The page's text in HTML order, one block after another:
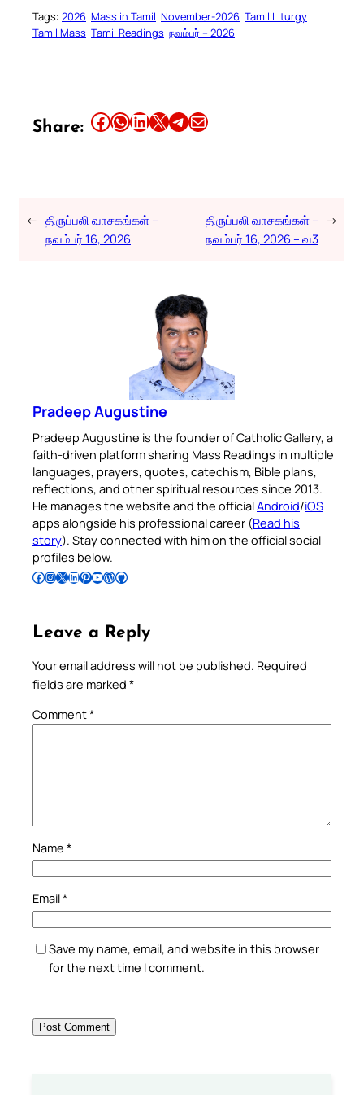
Tags: 2026 Mass in Tamil November-2026 Tamil Liturgy
Tamil Mass Tamil Readings நவம்பர் – 2026
Share: Share this article on Facebook Share this article on WhatsApp Share this article on LinkedIn Share this article on X Share this article on TelegramEmail this Article
← திருப்பலி வாசகங்கள் –
நவம்பர் 16, 2026
திருப்பலி வாசகங்கள் –
நவம்பர் 16, 2026 – வ3
→
Pradeep Augustine
Pradeep Augustine is the founder of Catholic Gallery, a
faith-driven platform sharing Mass Readings in multiple
languages, prayers, quotes, catechism, Bible plans,
reflections, and other spiritual resources since 2013.
He manages the website and the officialAndroid/iOS
apps alongside his professional career (Read his
story). Stay connected with him on the official social
profiles below.
Follow Pradeep on Facebook Follow Pradeep on InstagramFollow Pradeep on X Follow Pradeep on LinkedIn Follow Pradeep on Pinterest Subscribe to Pradeep’s Youtube Channel Follow Pradeep on WordPress Follow Pradeep on GitHub
Leave a Reply
Your email address will not be published. Required
fields are marked *
Comment*
Name *
Email*
Save my name, email, and website in this browser
for the next time I comment.